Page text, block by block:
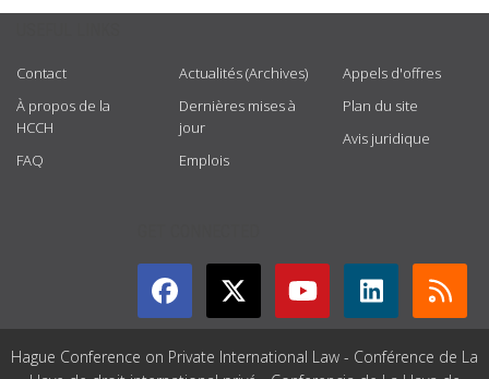
Contact
À propos de la
HCCH
FAQ
Actualités (Archives)
Dernières mises à
jour
Emplois
Appels d'offres
Plan du site
Avis juridique
Hague Conference on Private International Law - Conférence de La